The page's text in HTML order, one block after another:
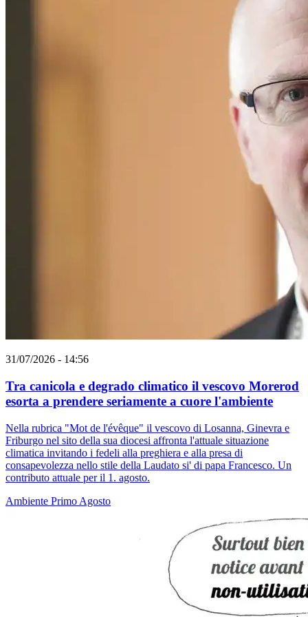
31/07/2026 - 14:56
Tra canicola e degrado climatico il vescovo Morerod
esorta a prendere seriamente a cuore l'ambiente
Nella rubrica "Mot de l'évêque" il vescovo di Losanna, Ginevra e
Friburgo nel sito della sua diocesi affronta l'attuale situazione
climatica invitando i fedeli alla preghiera e alla presa di
consapevolezza nello stile della Laudato si' di papa Francesco. Un
contributo attuale per il 1. agosto.
Ambiente Primo Agosto